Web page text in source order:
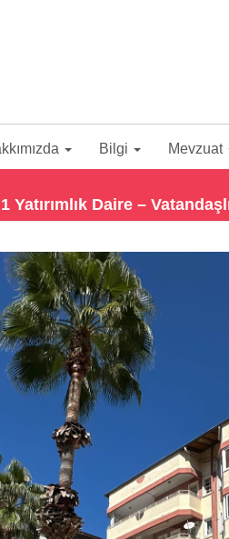
Bilgi Mevzuat
Daire –